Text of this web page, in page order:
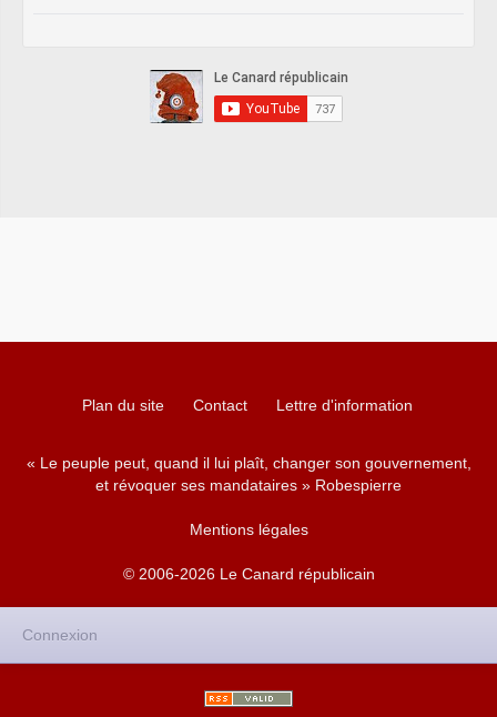
Plan du site Contact Lettre d'information
« Le peuple peut, quand il lui plaît, changer son gouvernement,
et révoquer ses mandataires » Robespierre
Mentions légales
© 2006-2026 Le Canard républicain
Connexion